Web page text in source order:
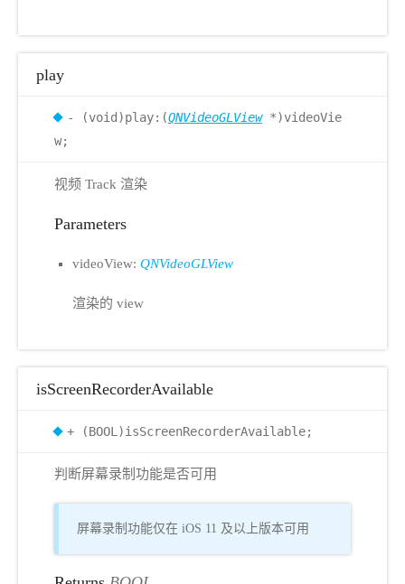
play
- (void)play:(QNVideoGLView*)videoVie
w;
视频 Track 渲染
Parameters
videoView: QNVideoGLView
渲染的 view
isScreenRecorderAvailable
+ (BOOL)isScreenRecorderAvailable;
判断屏幕录制功能是否可用
屏幕录制功能仅在 iOS 11 及以上版本可用